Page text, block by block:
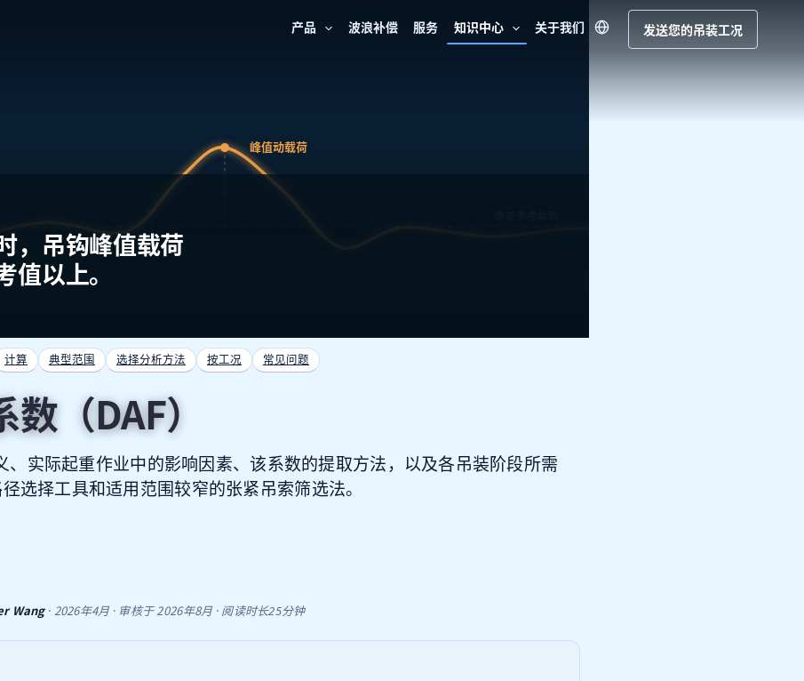
产品 波浪补偿 服务 知识中心 关于我们 发送您的吊装工况
峰值动载荷
，吊钩峰值载荷
值以上。
计算 典型范围 选择分析方法 按工况 常见问题
（DAF）
、实际起重作业中的影响因素、该系数的提取方法，以及各吊装阶段所需
选择工具和适用范围较窄的张紧吊索筛选法。
Wang· 2026年4月 · 审核于2026年8月 · 阅读时长25分钟